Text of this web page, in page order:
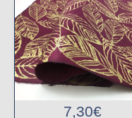
7,30€